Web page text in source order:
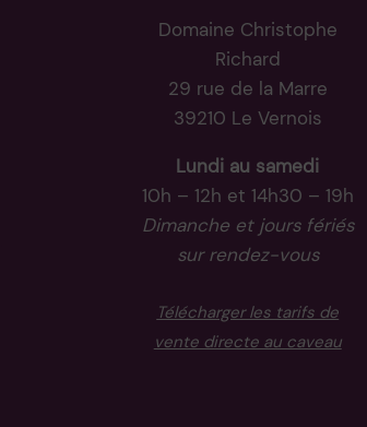
Domaine Christophe
Richard
29 rue de la Marre
39210 Le Vernois
Lundi au samedi
10h – 12h et 14h30 – 19h
Dimanche et jours fériés
sur rendez-vous
Télécharger les tarifs de
vente directe au caveau